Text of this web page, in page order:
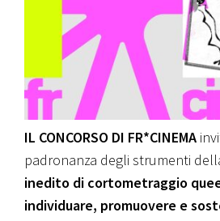
IL CONCORSO DI FR*CINEMA
padronanza degli strumenti
inedito di cortometraggio
individuare, promuovere e